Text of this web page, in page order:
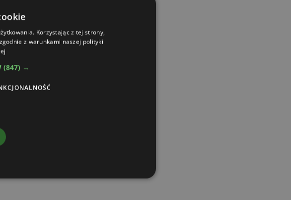
Korzystając z tej strony,
z warunkami naszej polityki
(847) →